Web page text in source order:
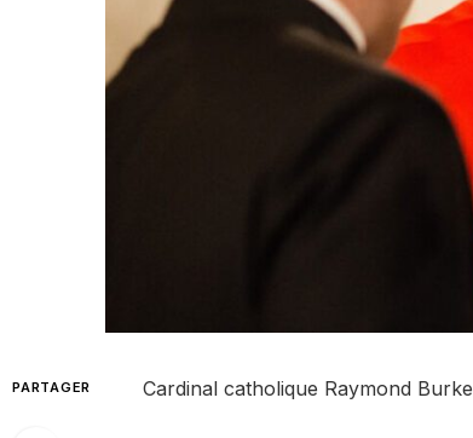
PARTAGER Cardinal catholique Raymond Burke